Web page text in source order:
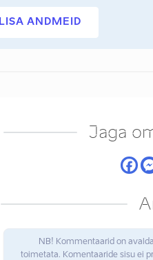
LISA ANDMEID
Jaga
NB! Kommentaarid on
toimetata. Komentaaride sisu ei